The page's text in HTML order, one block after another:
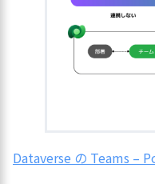
Dataverse の Teams –